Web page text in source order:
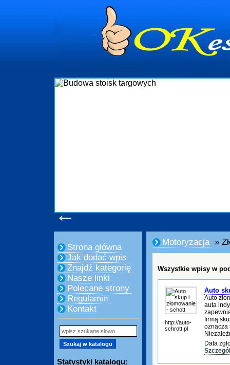
←
Strona główna
Jak dodać wpis
Znajdź kategorię
Nasze linki
Polecane strony
Regulamin
Kontakt
Statystyki katalogu:
Motoryzacja »
Wszystkie wpisy w
http://auto-
schrott.pl
Auto
Auto
auta
firmą
oznacza
Data